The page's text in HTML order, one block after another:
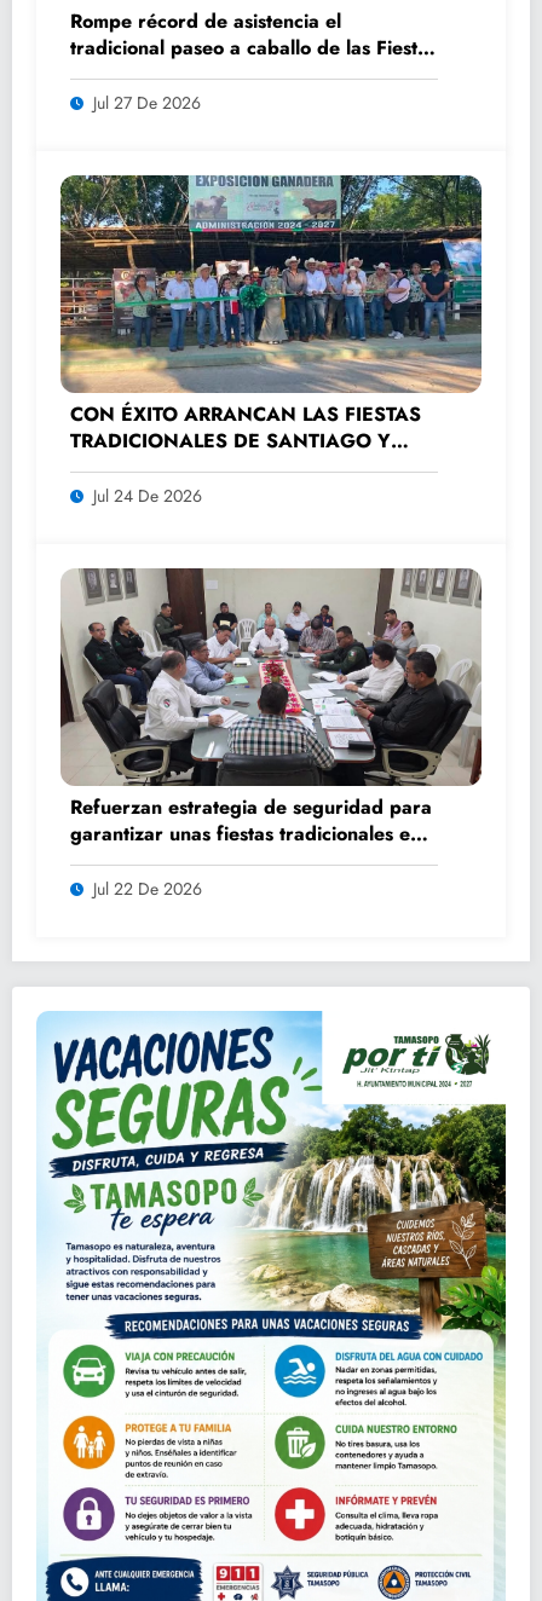
Rompe récord de asistencia el
tradicional paseo a caballo de las Fiestas
de Santiago y Santa Ana
Jul 27 De 2026
CON ÉXITO ARRANCAN LAS FIESTAS
TRADICIONALES DE SANTIAGO Y
SANTA ANA 2026
Jul 24 De 2026
Refuerzan estrategia de seguridad para
garantizar unas fiestas tradicionales en
orden y tranquilidad
Jul 22 De 2026